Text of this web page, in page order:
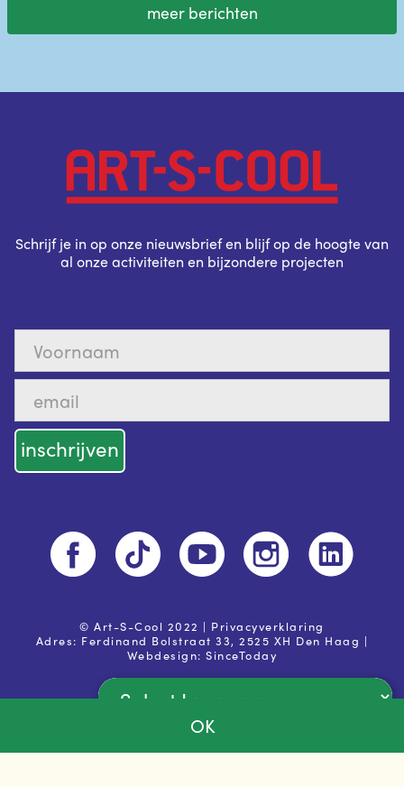
privacy voorwaarden
OK
meer berichten
Schrijf je in op onze nieuwsbrief en blijf op de hoogte van
al onze activiteiten en bijzondere projecten
© Art-S-Cool 2022 | Privacyverklaring
Adres: Ferdinand Bolstraat 33, 2525 XH Den Haag |
Webdesign:SinceToday